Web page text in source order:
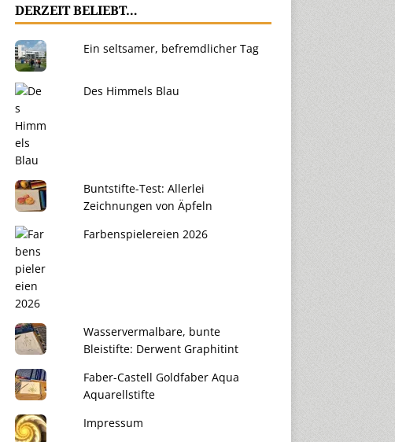
DERZEIT BELIEBT…
Ein seltsamer, befremdlicher Tag
Des Himmels Blau
Buntstifte-Test: Allerlei
Zeichnungen von Äpfeln
Farbenspielereien 2026
Wasservermalbare, bunte
Bleistifte: Derwent Graphitint
Faber-Castell Goldfaber Aqua
Aquarellstifte
Impressum